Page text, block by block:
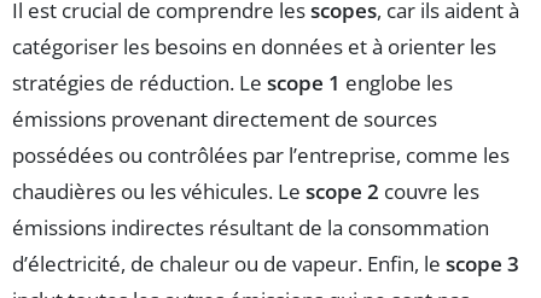
Il est crucial de comprendre lesscopes, car ils aident à
catégoriser les besoins en données et à orienter les
stratégies de réduction. Le scope 1 englobe les
émissions provenant directement de sources
possédées ou contrôlées par l’entreprise, comme les
chaudières ou les véhicules. Le scope 2 couvre les
émissions indirectes résultant de la consommation
d’électricité, de chaleur ou de vapeur. Enfin, le scope 3